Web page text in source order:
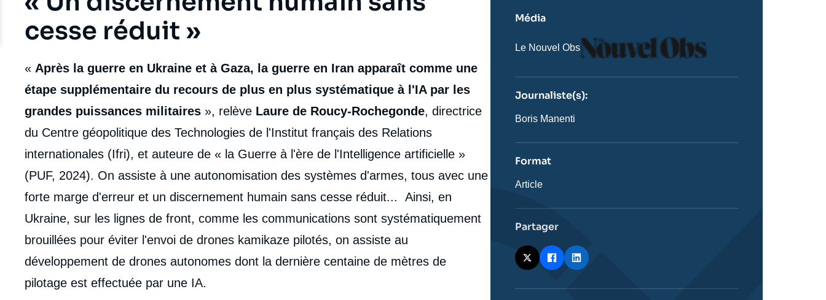
Edito
cesse réduit »
body
« Après la guerre en Ukraine et à Gaza, la guerre en Iran apparaît comme une
étape supplémentaire du recours de plus en plus systématique à l'IA par les
grandes puissances militaires », relève Laure de Roucy-Rochegonde, directrice
du Centre géopolitique des Technologies de l'Institut français des Relations
internationales (Ifri), et auteure de « la Guerre à l'ère de l'Intelligence artificielle »
(PUF, 2024). On assiste à une autonomisation des systèmes d'armes, tous avec une
forte marge d'erreur et un discernement humain sans cesse réduit... Ainsi, en
Ukraine, sur les lignes de front, comme les communications sont systématiquement
brouillées pour éviter l'envoi de drones kamikaze pilotés, on assiste au
développement de drones autonomes dont la dernière centaine de mètres de
pilotage est effectuée par une IA.
Média
Nom
revue
émission
Le Nouvel Obs
Logo
Journaliste(s):
Journaliste
Boris Manenti
Format
Catégorie
Article
Partager